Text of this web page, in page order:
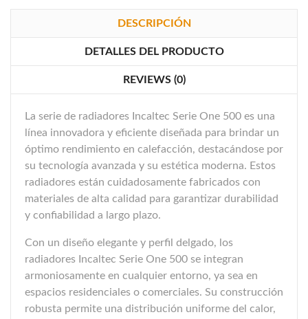
DESCRIPCIÓN
DETALLES DEL PRODUCTO
REVIEWS (0)
La serie de radiadores Incaltec Serie One 500 es una
línea innovadora y eficiente diseñada para brindar un
óptimo rendimiento en calefacción, destacándose por
su tecnología avanzada y su estética moderna. Estos
radiadores están cuidadosamente fabricados con
materiales de alta calidad para garantizar durabilidad
y confiabilidad a largo plazo.
Con un diseño elegante y perfil delgado, los
radiadores Incaltec Serie One 500 se integran
armoniosamente en cualquier entorno, ya sea en
espacios residenciales o comerciales. Su construcción
robusta permite una distribución uniforme del calor,